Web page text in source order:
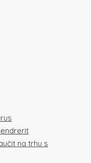
na trhu s